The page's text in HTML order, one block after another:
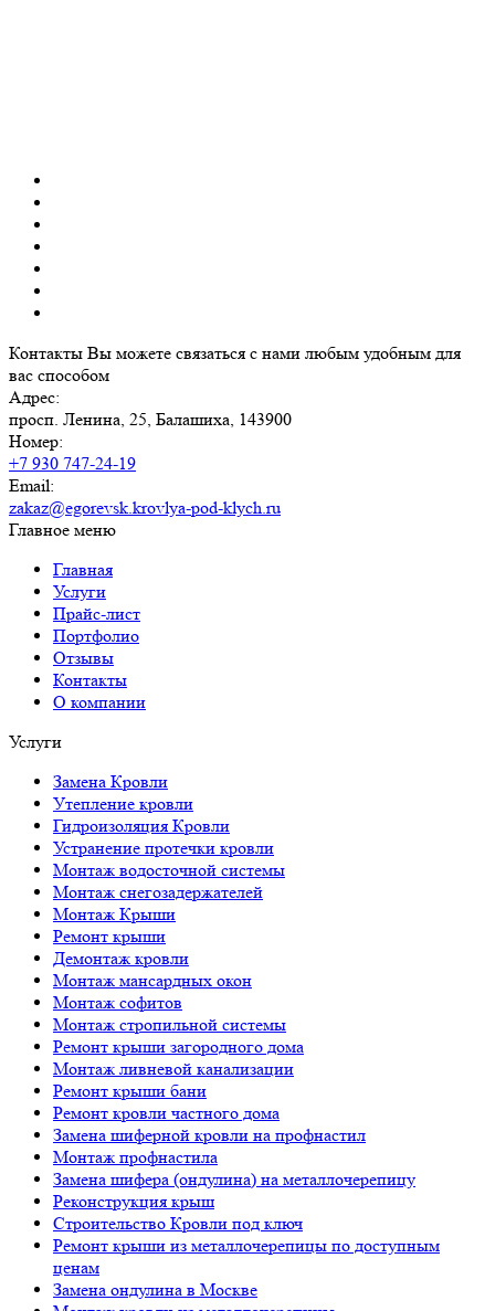
Контакты Вы можете связаться с нами любым удобным для
вас способом
Адрес:
просп. Ленина, 25, Балашиха, 143900
Номер:
+7 930 747-24-19
Email:
zakaz@egorevsk.krovlya-pod-klych.ru
Главное меню
Главная
Услуги
Прайс-лист
Портфолио
Отзывы
Контакты
О компании
Услуги
Замена Кровли
Утепление кровли
Гидроизоляция Кровли
Устранение протечки кровли
Монтаж водосточной системы
Монтаж снегозадержателей
Монтаж Крыши
Ремонт крыши
Демонтаж кровли
Монтаж мансардных окон
Монтаж софитов
Монтаж стропильной системы
Ремонт крыши загородного дома
Монтаж ливневой канализации
Ремонт крыши бани
Ремонт кровли частного дома
Замена шиферной кровли на профнастил
Монтаж профнастила
Замена шифера (ондулина) на металлочерепицу
Реконструкция крыш
Строительство Кровли под ключ
Ремонт крыши из металлочерепицы по доступным
ценам
Замена ондулина в Москве